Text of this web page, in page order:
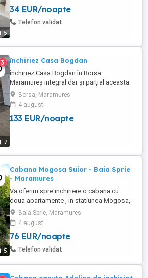
5
complex de blocuri noi situat în apropiere
de VIVO Mall. Capacitate 4 persoane.
34 EUR/noapte
Telefon validat
7
3 închiriez Casa Bogdan
închiriez Casa Bogdan în Borsa
Maramureș integral dar și parțial aceasta
conține un apartament cu baie proprie, și
2 dormitoare cu bai proprii ,living cu
bucătărie și baie proprie livingul dispune
de o canapea extensibila bucătărie
Borsa, Maramures
4 august
133 EUR/noapte
5
Cabana Mogosa Suior - Baia Sprie
- Maramures
Va oferim spre inchiriere o cabana cu
doua apartamente , in statiunea Mogosa,
langa partia de schi Șuior (3 min cu
masina). Apartamentele se inchirieaza si
separat, detalii mai jos. Locația este ușor
de găsit, fiind situată la intrarea în
stațiunea Mogoșa, Baia Sprie-Maramureș,
Baia Sprie, Maramures
4 august
76 EUR/noapte
Telefon validat